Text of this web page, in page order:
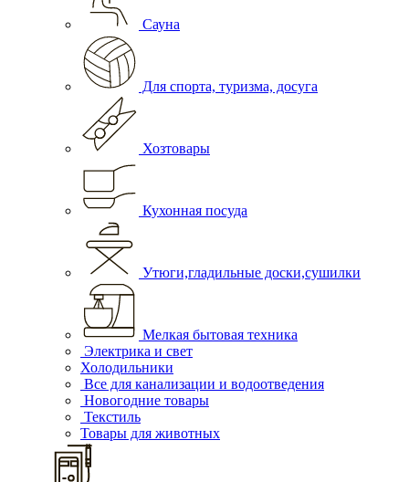
Сауна
Для спорта, туризма, досуга
Хозтовары
Кухонная посуда
Утюги,гладильные доски,сушилки
Мелкая бытовая техника
Электрика и свет
Холодильники
Все для канализации и водоотведения
Новогодние товары
Текстиль
Товары для животных